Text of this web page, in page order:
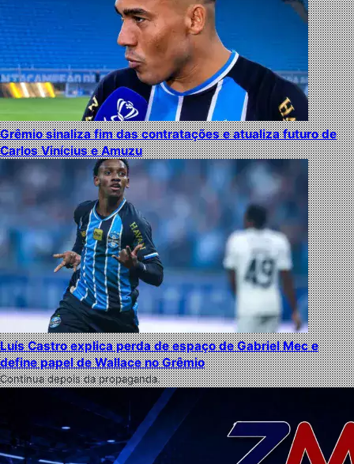
Grêmio sinaliza fim das contratações e atualiza futuro de
Carlos Vinícius e Amuzu
Luís Castro explica perda de espaço de Gabriel Mec e
define papel de Wallace no Grêmio
Continua depois da propaganda.